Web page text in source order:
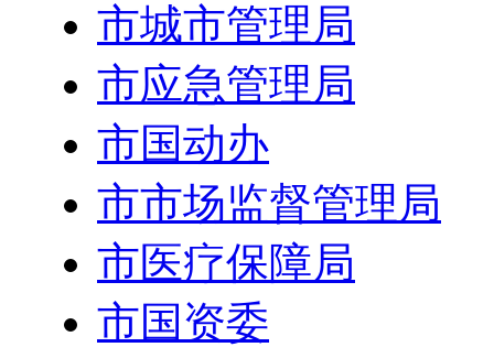
市城市管理局
市应急管理局
市国动办
市市场监督管理局
市医疗保障局
市国资委